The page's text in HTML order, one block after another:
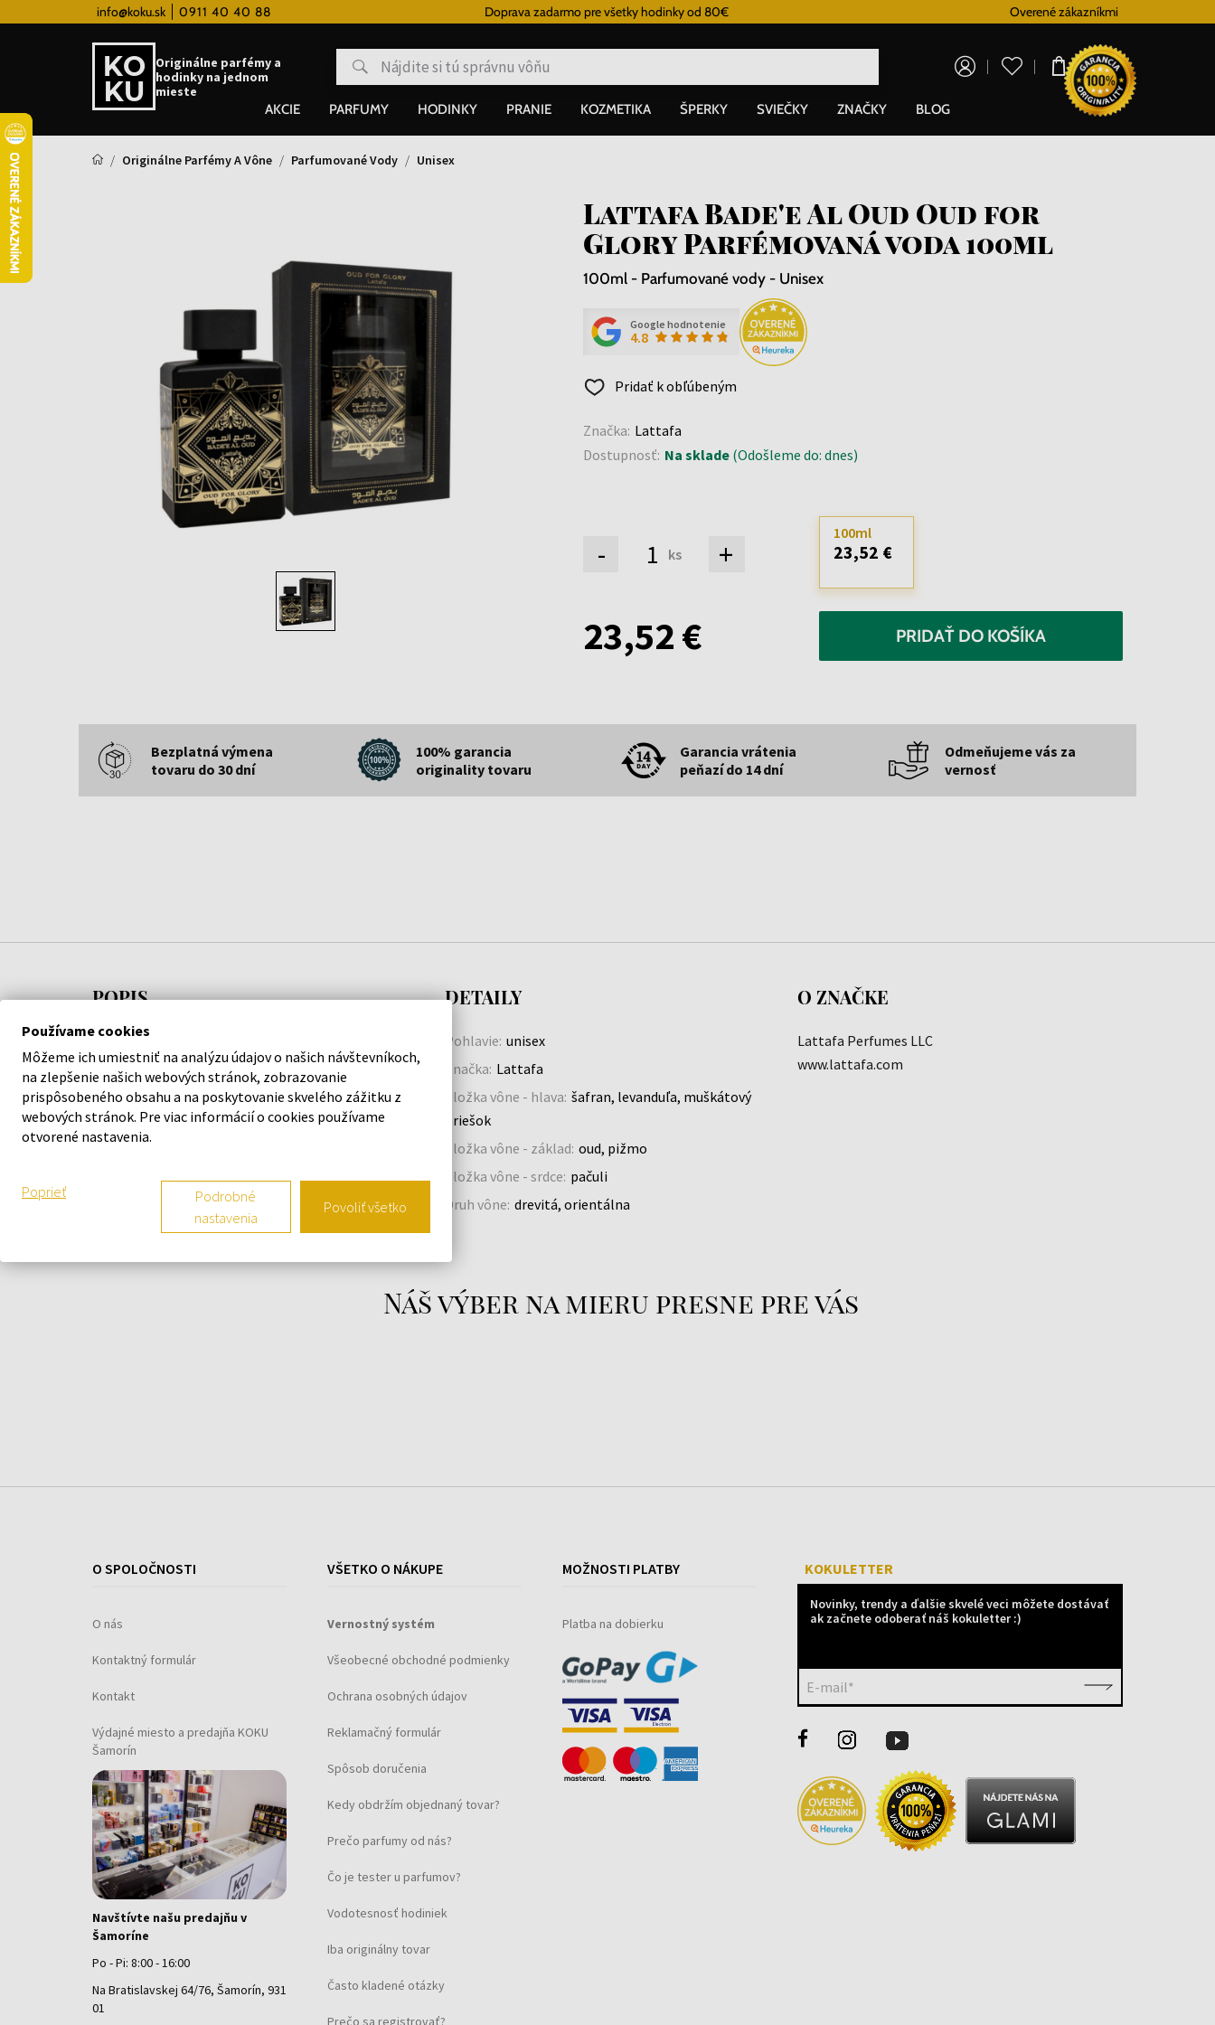
info@koku.sk 0911 40 40 88Vernostný systém Doprava zadarmo pre všetky hodinky od 80€ Overené zákazníkmi
Originálne parfémy a
hodinky na jednom
mieste
0,00 €
AKCIE PARFUMY HODINKY PRANIE KOZMETIKA ŠPERKY SVIEČKY ZNAČKY BLOG
Originálne Parfémy A Vône Parfumované Vody Unisex
Lattafa Bade'e Al Oud Oud for
Glory Parfémovaná voda 100ml
100ml - Parfumované vody - Unisex
Google hodnotenie
4.8
Pridať k obľúbeným
Značka: Lattafa
Dostupnosť: Na sklade(Odošleme do: dnes)
- ks +
100ml
23,52 €
23,52 € PRIDAŤ DO KOŠÍKA
Bezplatná výmena
tovaru do 30 dní
100% garancia
originality tovaru
Garancia vrátenia
peňazí do 14 dní
Odmeňujeme vás za
vernosť
POPIS
Parfumovaná voda Oud For Glory Bade`e Al Oud je
vysoko prestížna vôňa so silným podpisom. Ideálne
na bežné aj večerné nosenie. Hoci sa jedná o unisex
parfum, má mužský nádych.
DETAILY
Pohlavie: unisex
Značka: Lattafa
Zložka vône - hlava: šafran, levanduľa, muškátový
oriešok
Zložka vône - základ: oud, pižmo
Zložka vône - srdce: pačuli
Druh vône: drevitá, orientálna
O ZNAČKE
Lattafa Perfumes LLC
www.lattafa.com
Náš výber na mieru presne pre vás
O SPOLOČNOSTI
O nás
Kontaktný formulár
Kontakt
Výdajné miesto a predajňa KOKU
Šamorín
Navštívte našu predajňu v
Šamoríne
Po - Pi: 8:00 - 16:00
Na Bratislavskej 64/76, Šamorín, 931
01
VŠETKO O NÁKUPE
Vernostný systém
Všeobecné obchodné podmienky
Ochrana osobných údajov
Reklamačný formulár
Spôsob doručenia
Kedy obdržím objednaný tovar?
Prečo parfumy od nás?
Čo je tester u parfumov?
Vodotesnosť hodiniek
Iba originálny tovar
Často kladené otázky
Prečo sa registrovať?
MOŽNOSTI PLATBY
Platba na dobierku
KOKULETTER
Novinky, trendy a ďalšie skvelé veci môžete dostávať
ak začnete odoberať náš kokuletter :)
E-mail*
Používame cookies
Môžeme ich umiestniť na analýzu údajov o našich návštevníkoch,
na zlepšenie našich webových stránok, zobrazovanie
prispôsobeného obsahu a na poskytovanie skvelého zážitku z
webových stránok. Pre viac informácií o cookies používame
otvorené nastavenia.
Poprieť
Podrobné
nastavenia
Povoliť všetko